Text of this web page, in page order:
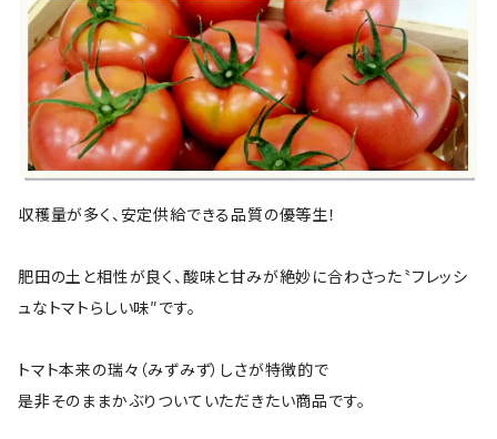
収穫量が多く、安定供給できる品質の優等生！
肥田の土と相性が良く、酸味と甘みが絶妙に合わさった〝フレッシ
ュなトマトらしい味″です。
トマト本来の瑞々（みずみず）しさが特徴的で
是非そのままかぶりついていただきたい商品です。